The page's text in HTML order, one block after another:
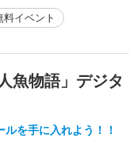
料イベント
魚物語」デジタ
を手に入れよう！！